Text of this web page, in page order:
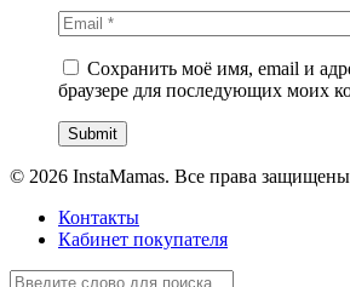
Сохранить моё имя, email и
браузере для последующих моих
© 2026 InstaMamas. Все права
Контакты
Кабинет покупателя